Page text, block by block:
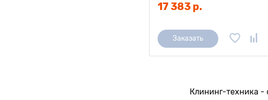
17 383 р.
Заказать
Клининг-техника -